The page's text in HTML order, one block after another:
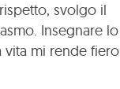
svolgo il
Insegnare lo
vita mi rende fiero